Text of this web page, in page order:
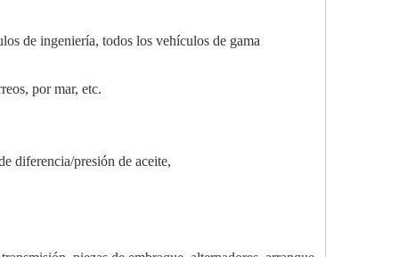
de ingeniería, todos los vehículos de gama
por mar, etc.
diferencia/presión de aceite,